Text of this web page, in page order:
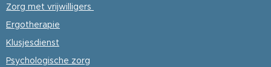
Zorg met vrijwilligers
Ergotherapie
Klusjesdienst
Psychologische zorg